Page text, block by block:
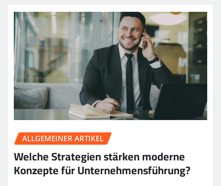
ALLGEMEINER ARTIKEL
Welche Strategien stärken moderne
Konzepte für Unternehmensführung?